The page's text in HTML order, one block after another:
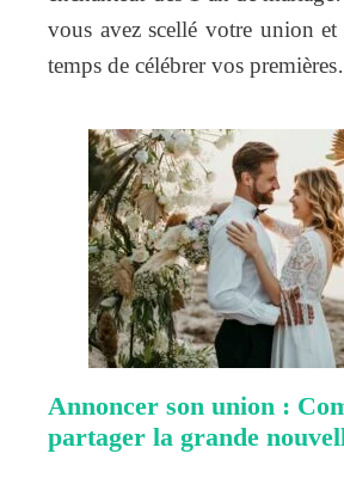
vous avez scellé votre union et
temps de célébrer vos
Annoncer son union :
partager la grande